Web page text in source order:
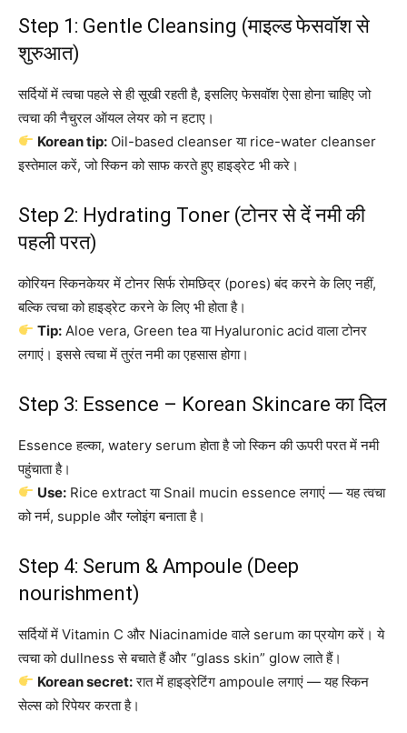
Step 1: Gentle Cleansing (माइल्ड फेसवॉश से
शुरुआत)
सर्दियों में त्वचा पहले से ही सूखी रहती है, इसलिए फेसवॉश ऐसा होना चाहिए जो
त्वचा की नैचुरल ऑयल लेयर को न हटाए।
Korean tip: Oil-based cleanser या rice-water cleanser
इस्तेमाल करें, जो स्किन को साफ करते हुए हाइड्रेट भी करे।
Step 2: Hydrating Toner (टोनर से दें नमी की
पहली परत)
कोरियन स्किनकेयर में टोनर सिर्फ रोमछिद्र (pores) बंद करने के लिए नहीं,
बल्कि त्वचा को हाइड्रेट करने के लिए भी होता है।
Tip: Aloe vera, Green tea या Hyaluronic acid वाला टोनर
लगाएं। इससे त्वचा में तुरंत नमी का एहसास होगा।
Step 3: Essence – Korean Skincare का दिल
Essence हल्का, watery serum होता है जो स्किन की ऊपरी परत में नमी
पहुंचाता है।
Use: Rice extract या Snail mucin essence लगाएं — यह त्वचा
को नर्म, supple और ग्लोइंग बनाता है।
Step 4: Serum & Ampoule (Deep
nourishment)
सर्दियों में Vitamin C और Niacinamide वाले serum का प्रयोग करें। ये
त्वचा को dullness से बचाते हैं और “glass skin” glow लाते हैं।
Korean secret:रात में हाइड्रेटिंग ampoule लगाएं — यह स्किन
सेल्स को रिपेयर करता है।